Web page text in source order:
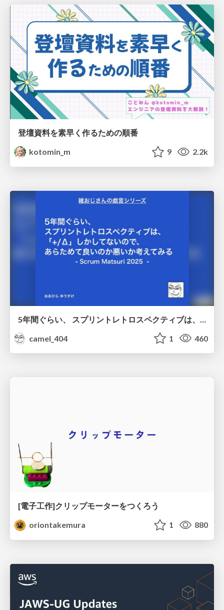
登壇資料を素早く作るための順番
kotomin_m
9 2.2k
camel_404
1 460
[電子工作]クリップモーターをつくろう
oriontakemura
1 880